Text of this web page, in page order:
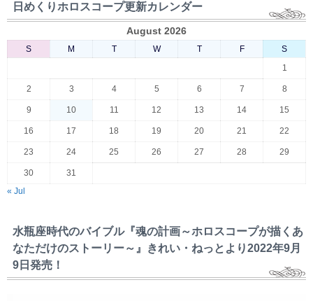
日めくりホロスコープ更新カレンダー
August 2026
S M T W T F
S
1
2 3 4 5 6 7 8
9 10 11 12 13 14 15
16 17 18 19 20 21 22
23 24 25 26 27 28 29
30
31
« Jul
水瓶座時代のバイブル『魂の計画～ホロスコープが描くあ
なただけのストーリー～』きれい・ねっとより2022年9月
9日発売！